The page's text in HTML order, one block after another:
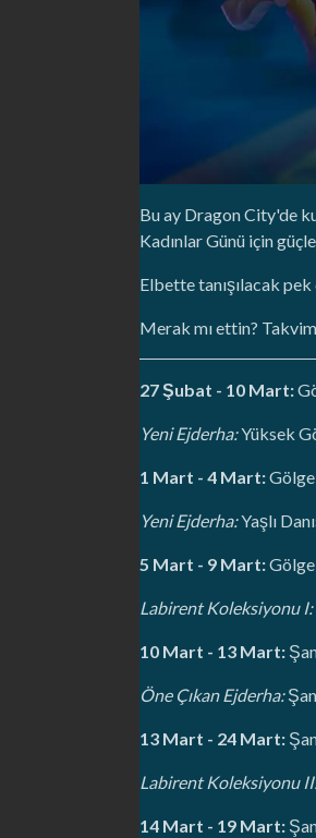
Bu ay Dragon City'de
Kadınlar Günü için
Elbette tanışılacak
Merak mı ettin?
27 Şubat - 10 Mart:
Yeni Ejderha:Yüksek
1 Mart - 4 Mart:Gölge
Yeni Ejderha:Yaşlı
5 Mart - 9 Mart:
Labirent Koleksiyonu I:
10 Mart - 13 Mart:
Öne Çıkan Ejderha:
13 Mart - 24 Mart:
Labirent Koleksiyonu
14 Mart - 19 Mart: